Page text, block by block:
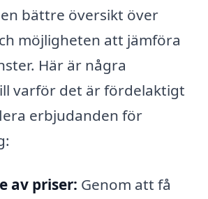
bättre översikt över
möjligheten att jämföra
Här är några
varför det är fördelaktigt
erbjudanden för
av priser: Genom att få